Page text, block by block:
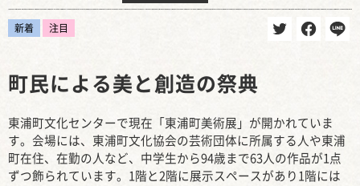
新着 注目
町民による美と創造の祭典
東浦町文化センターで現在「東浦町美術展」が開かれていま
す。会場には、東浦町文化協会の芸術団体に所属する人や東浦
町在住、在勤の人など、中学生から94歳まで63人の作品が1点
ずつ飾られています。1階と2階に展示スペースがあり1階には